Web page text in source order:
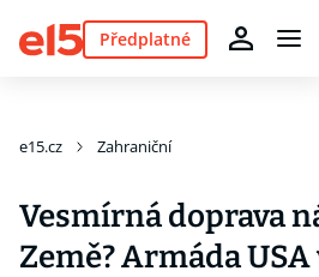
Předplatné
e15.cz Zahraniční
Vesmírná doprava
Země? Armáda